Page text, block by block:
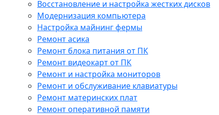
Восстановление и настройка жестких дисков
Модернизация компьютера
Настройка майнинг фермы
Ремонт асика
Ремонт блока питания от ПК
Ремонт видеокарт от ПК
Ремонт и настройка мониторов
Ремонт и обслуживание клавиатуры
Ремонт материнских плат
Ремонт оперативной памяти